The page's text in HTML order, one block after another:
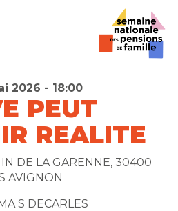
2026 - 18:00
PEUT
REALITE
DE LA GARENNE, 30400
AVIGNON
S DECARLES